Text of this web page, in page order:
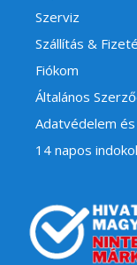
Szerviz
Szállítás &
Fiókom
Általános
Adatvédelem
14 napos